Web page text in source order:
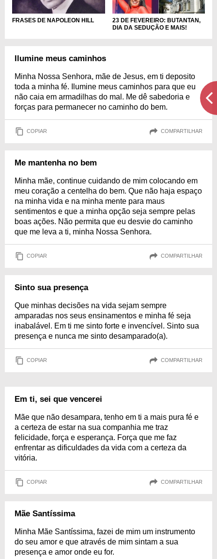
FRASES DE NAPOLEON HILL
23 DE FEVEREIRO: BUTANTAN,
DIA DA SEDUÇÃO E MAIS!
Ilumine meus caminhos
Minha Nossa Senhora, mãe de Jesus, em ti deposito
toda a minha fé. Ilumine meus caminhos para que eu
não caia em armadilhas do mal. Me dê sabedoria e
forças para permanecer no caminho do bem.
COPIAR COMPARTILHAR
Me mantenha no bem
Minha mãe, continue cuidando de mim colocando em
meu coração a centelha do bem. Que não haja espaço
na minha vida e na minha mente para maus
sentimentos e que a minha opção seja sempre pelas
boas ações. Não permita que eu desvie do caminho
que me leva a ti, minha Nossa Senhora.
COPIAR COMPARTILHAR
Sinto sua presença
Que minhas decisões na vida sejam sempre
amparadas nos seus ensinamentos e minha fé seja
inabalável. Em ti me sinto forte e invencível. Sinto sua
presença e nunca me sinto desamparado(a).
COPIAR COMPARTILHAR
Em ti, sei que vencerei
Mãe que não desampara, tenho em ti a mais pura fé e
a certeza de estar na sua companhia me traz
felicidade, força e esperança. Força que me faz
enfrentar as dificuldades da vida com a certeza da
vitória.
COPIAR COMPARTILHAR
Mãe Santíssima
Minha Mãe Santíssima, fazei de mim um instrumento
do seu amor e que através de mim sintam a sua
presença e amor onde eu for.